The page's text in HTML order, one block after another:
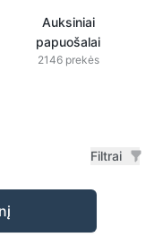
Auksiniai
papuošalai
2146 prekės
Filtrai